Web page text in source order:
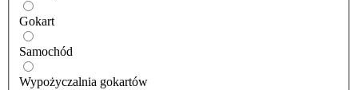
Gokart
Samochód
Wypożyczalnia gokartów